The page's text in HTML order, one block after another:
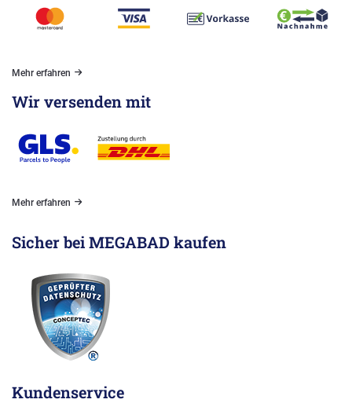
Mehr erfahren
Wir versenden mit
Mehr erfahren
Sicher bei MEGABAD kaufen
Kundenservice